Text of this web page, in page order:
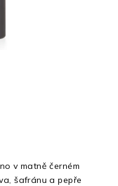
v matně černém
šafránu a pepře